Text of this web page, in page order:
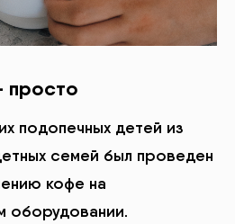
просто
подопечных детей из
семей был проведен
кофе на
оборудовании.